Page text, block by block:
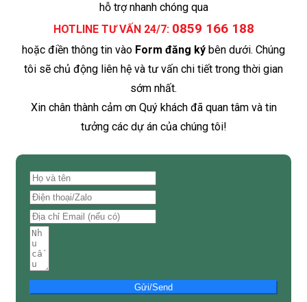
hỗ trợ nhanh chóng qua
HOTLINE TƯ VẤN 24/7: 0859 166 188
hoặc điền thông tin vào Form đăng ký bên dưới. Chúng
tôi sẽ chủ động liên hệ và tư vấn chi tiết trong thời gian
sớm nhất.
Xin chân thành cảm ơn Quý khách đã quan tâm và tin
tưởng các dự án của chúng tôi!
Gửi/Send